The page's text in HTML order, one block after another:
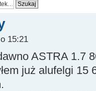
15:21
ASTRA 1.7
już alufelgi 15